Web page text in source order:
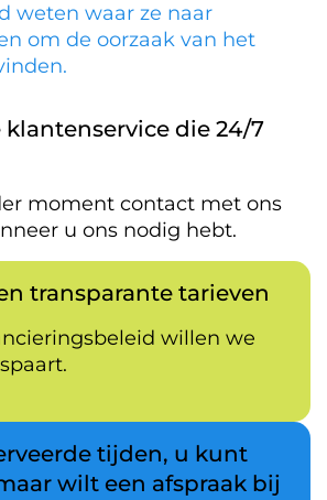
weten waar ze naar
om de oorzaak van het
die 24/7
moment contact met ons
u ons nodig hebt.
transparante tarieven
willen we
tijden, u kunt
wilt een afspraak bij